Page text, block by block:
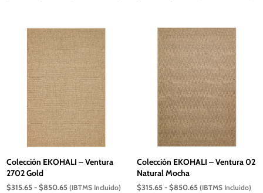
$315.65
hasta
$850.65
$315.65
hasta
$850.65
Colección EKOHALI – Ventura
2702 Gold
$315.65 - $850.65Rango
(IBTMS Incluido)
Colección EKOHALI – Ventura 02
Natural Mocha
$315.65 - $850.65Rango
(IBTMS Incluido)